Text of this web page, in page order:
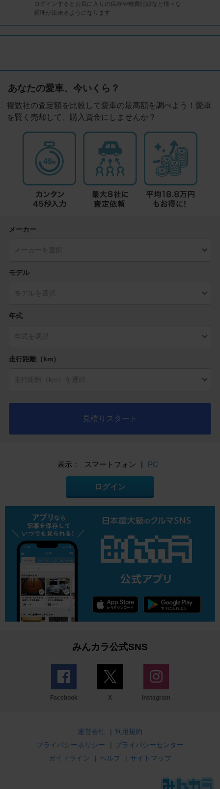
ログインするとお気に入りの保存や燃費記録など様々な
管理が出来るようになります
あなたの愛車、今いくら？
複数社の査定額を比較して愛車の最高額を調べよう！愛車
を賢く売却して、購入資金にしませんか？
メーカー
モデル
年式
走行距離（km）
見積りスタート
表示： スマートフォン | PC
ログイン
みんカラ公式SNS
Facebook X Instagram
運営会社 | 利用規約
プライバシーポリシー
| プライバシーセンター
ガイドライン
| ヘルプ | サイトマップ